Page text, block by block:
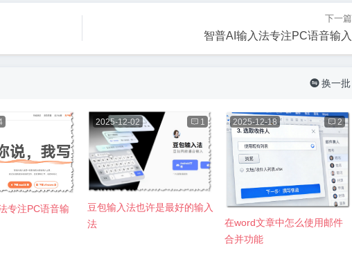
下一篇
智普AI输入法专注PC语音输入
 换一批
专注PC语音输
2025-12-02  1
豆包输入法也许是最好的输入
法
2025-12-18  2
在word文章中怎么使用邮件
合并功能